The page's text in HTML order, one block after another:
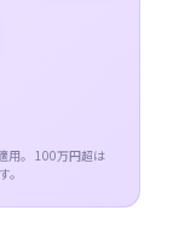
用。 100万円超は
。